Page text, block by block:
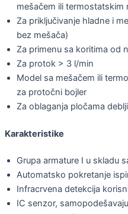
mešačem ili termostatskim
Za priključivanje hladne i
bez mešača)
Za primenu sa koritima od
Za protok > 3 l/min
Model sa mešačem ili
za protočni bojler
Za oblaganja pločama
Karakteristike
Grupa armature I u skladu
Automatsko pokretanje
Infracrvena detekcija
IC senzor,